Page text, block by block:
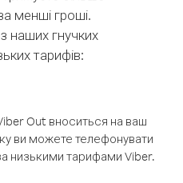
менші гроші.
наших гнучких
тарифів:
Out вноситься на ваш
ви можете телефонувати
низькими тарифами Viber.